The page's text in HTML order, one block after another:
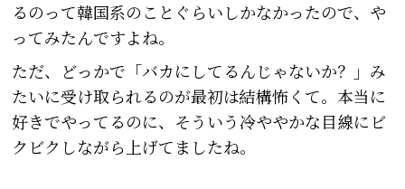
るのって韓国系のことぐらいしかなかったので、や
ってみたんですよね。
ただ、どっかで「バカにしてるんじゃないか？」み
たいに受け取られるのが最初は結構怖くて。本当に
好きでやってるのに、そういう冷ややかな目線にビ
クビクしながら上げてましたね。